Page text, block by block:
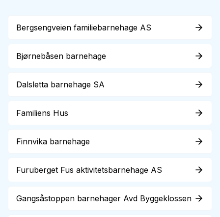
Bergsengveien familiebarnehage AS
Bjørnebåsen barnehage
Dalsletta barnehage SA
Familiens Hus
Finnvika barnehage
Furuberget Fus aktivitetsbarnehage AS
Gangsåstoppen barnehager Avd Byggeklossen